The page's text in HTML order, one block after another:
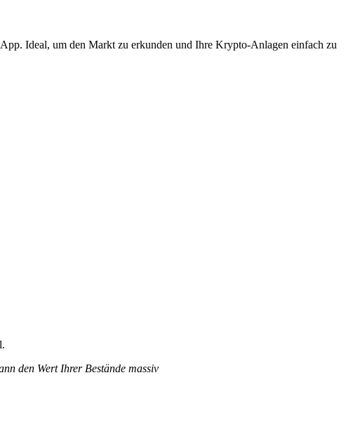
Ideal, um den Markt zu erkunden und Ihre Krypto-Anlagen einfach zu
den Wert Ihrer Bestände massiv